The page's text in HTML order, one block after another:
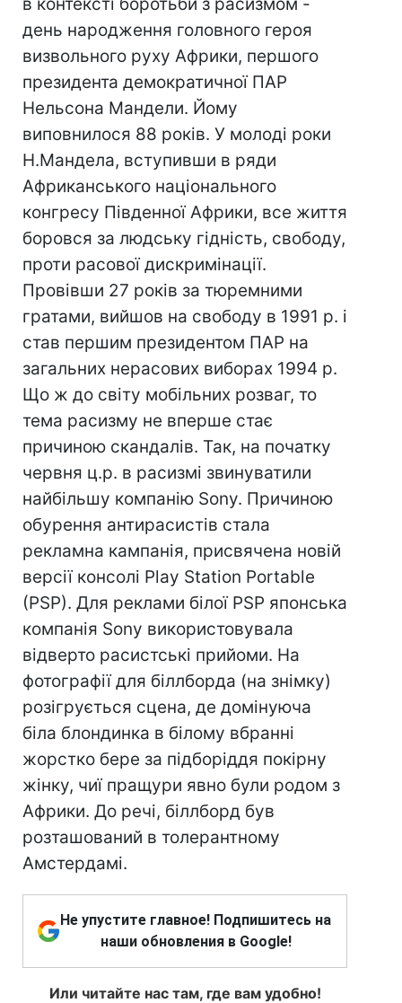
день народження головного героя
визвольного руху Африки, першого
президента демократичної ПАР
Нельсона Мандели. Йому
виповнилося 88 років. У молоді роки
Н.Мандела, вступивши в ряди
Африканського національного
конгресу Південної Африки, все життя
боровся за людську гідність, свободу,
проти расової дискримінації.
Провівши 27 років за тюремними
гратами, вийшов на свободу в 1991 р. і
став першим президентом ПАР на
загальних нерасових виборах 1994 р.
Що ж до світу мобільних розваг, то
тема расизму не вперше стає
причиною скандалів. Так, на початку
червня ц.р. в расизмі звинуватили
найбільшу компанію Sony. Причиною
обурення антирасистів стала
рекламна кампанія, присвячена новій
версії консолі Play Station Portable
(PSP). Для реклами білої PSP японська
компанія Sony використовувала
відверто расистські прийоми. На
фотографії для біллборда (на знімку)
розігрується сцена, де домінуюча
біла блондинка в білому вбранні
жорстко бере за підборіддя покірну
жінку, чиї пращури явно були родом з
Африки. До речі, біллборд був
розташований в толерантному
Амстердамі.
Не упустите главное! Подпишитесь на
наши обновления в Google!
Или читайте нас там, где вам удобно!